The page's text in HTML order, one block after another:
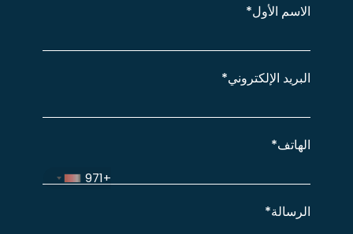
الاسم الأول*
البريد الإلكتروني*
الهاتف*
+971
الرسالة*